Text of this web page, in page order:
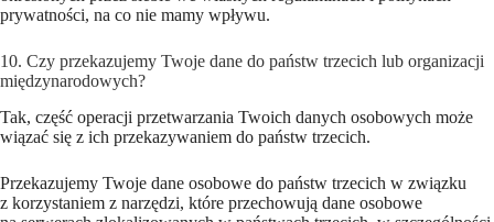
prywatności, na co nie mamy wpływu.
10. Czy przekazujemy Twoje dane do państw trzecich lub organizacji
międzynarodowych?
Tak, część operacji przetwarzania Twoich danych osobowych może
wiązać się z ich przekazywaniem do państw trzecich.
Przekazujemy Twoje dane osobowe do państw trzecich w związku
z korzystaniem z narzędzi, które przechowują dane osobowe